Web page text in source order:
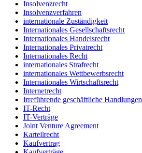
Insolvenzrecht
Insolvenzverfahren
internationale Zuständigkeit
Internationales Gesellschaftsrecht
Internationales Handelsrecht
Internationales Privatrecht
Internationales Recht
internationales Strafrecht
internationales Wettbewerbsrecht
Internationales Wirtschaftsrecht
Internetrecht
Irreführende geschäftliche Handlungen
IT-Recht
IT-Verträge
Joint Venture Agreement
Kartellrecht
Kaufvertrag